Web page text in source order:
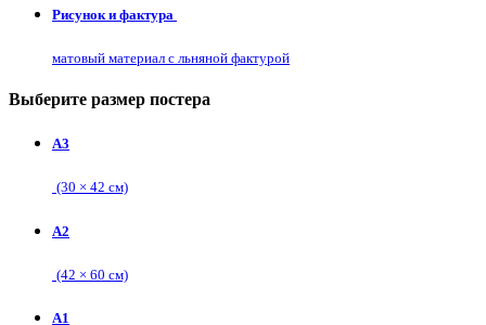
Рисунок и фактура
матовый материал с льняной фактурой
Выберите размер постера
А3
(30 × 42 см)
А2
(42 × 60 см)
А1